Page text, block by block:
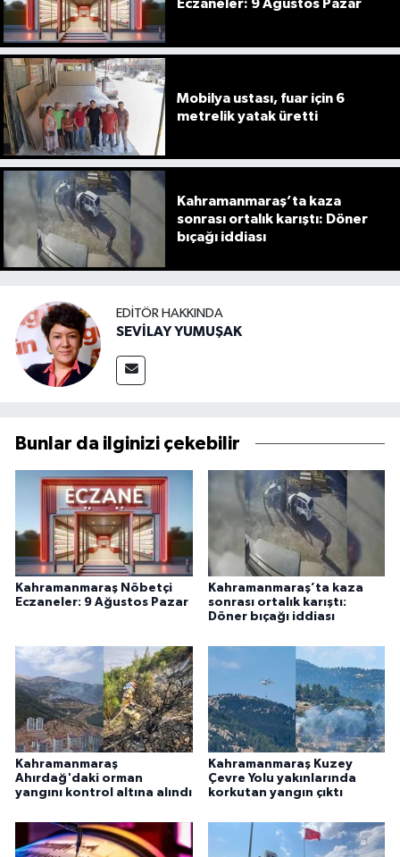
Eczaneler: 9 Ağustos Pazar
Mobilya ustası, fuar için 6
metrelik yatak üretti
Kahramanmaraş’ta kaza
sonrası ortalık karıştı: Döner
bıçağı iddiası
EDITÖR HAKKINDA
SEVİLAY YUMUŞAK
Bunlar da ilginizi çekebilir
Kahramanmaraş Nöbetçi
Eczaneler: 9 Ağustos Pazar
Kahramanmaraş’ta kaza
sonrası ortalık karıştı:
Döner bıçağı iddiası
Kahramanmaraş
Ahırdağ'daki orman
yangını kontrol altına alındı
Kahramanmaraş Kuzey
Çevre Yolu yakınlarında
korkutan yangın çıktı